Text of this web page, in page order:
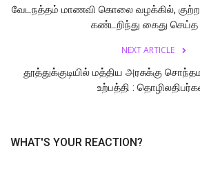
வேடநத்தம் மாணவி கொலை வழக்கில்,
கண்டறிந்து கைது செய்த
NEXT ARTICLE
தூத்துக்குடியில் மத்திய அரசுக்கு
உற்பத்தி :
WHAT'S YOUR REACTION?